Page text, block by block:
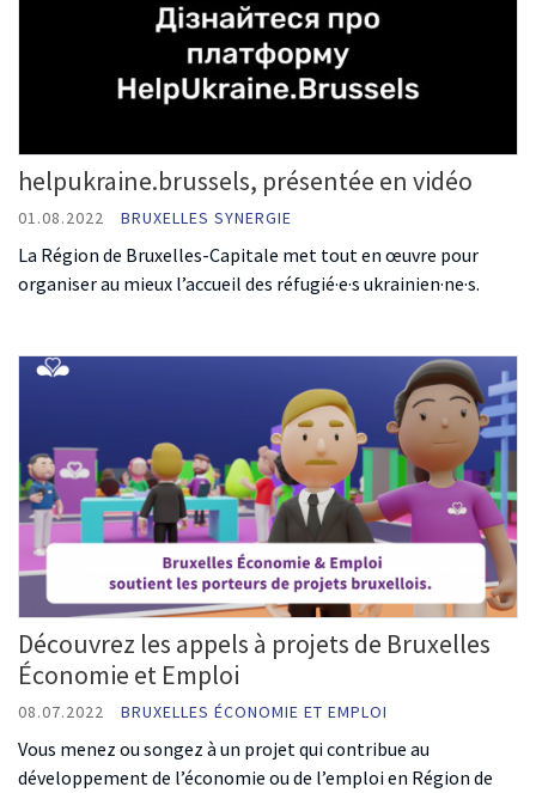
helpukraine.brussels, présentée en vidéo
01.08.2022 BRUXELLES SYNERGIE
La Région de Bruxelles-Capitale met tout en œuvre pour
organiser au mieux l’accueil des réfugié·e·s ukrainien·ne·s.
Découvrez les appels à projets de Bruxelles
Économie et Emploi
08.07.2022 BRUXELLES ÉCONOMIE ET EMPLOI
Vous menez ou songez à un projet qui contribue au
développement de l’économie ou de l’emploi en Région de